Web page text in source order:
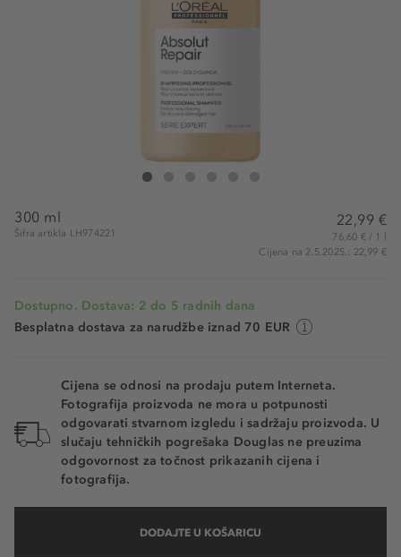
L'Oreal Professionnel Paris Professional Shampoo Instant
300 ml
Šifra artikla LH974221
22,99 €
76,60 € / 1 l
Cijena na 2.5.2025.: 22,99 €
Dostupno. Dostava: 2 do 5 radnih dana
Besplatna dostava za narudžbe iznad 70 EUR
Cijena se odnosi na prodaju putem Interneta.
Fotografija proizvoda ne mora u potpunosti
odgovarati stvarnom izgledu i sadržaju proizvoda. U
slučaju tehničkih pogrešaka Douglas ne preuzima
odgovornost za točnost prikazanih cijena i
fotografija.
DODAJTE U KOŠARICU